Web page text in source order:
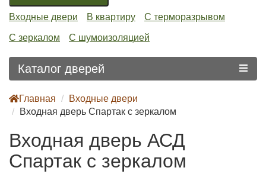
Входные двери В квартиру С терморазрывом
С зеркалом С шумоизоляцией
Каталог дверей
Главная
Входные двери
Входная дверь Спартак с зеркалом
Входная дверь АСД
Спартак с зеркалом